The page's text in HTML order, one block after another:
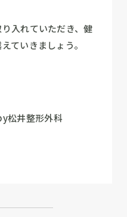
入れていただき、健
ていきましょう。
井整形外科